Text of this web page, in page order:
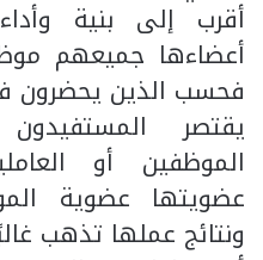
أقرب إلى بنية
أعضاءها جميعهم
فحسب الذين يحضرون
يقتصر
الموظفين أو
عضويتها عضوية
ونتائج عملها تذهب